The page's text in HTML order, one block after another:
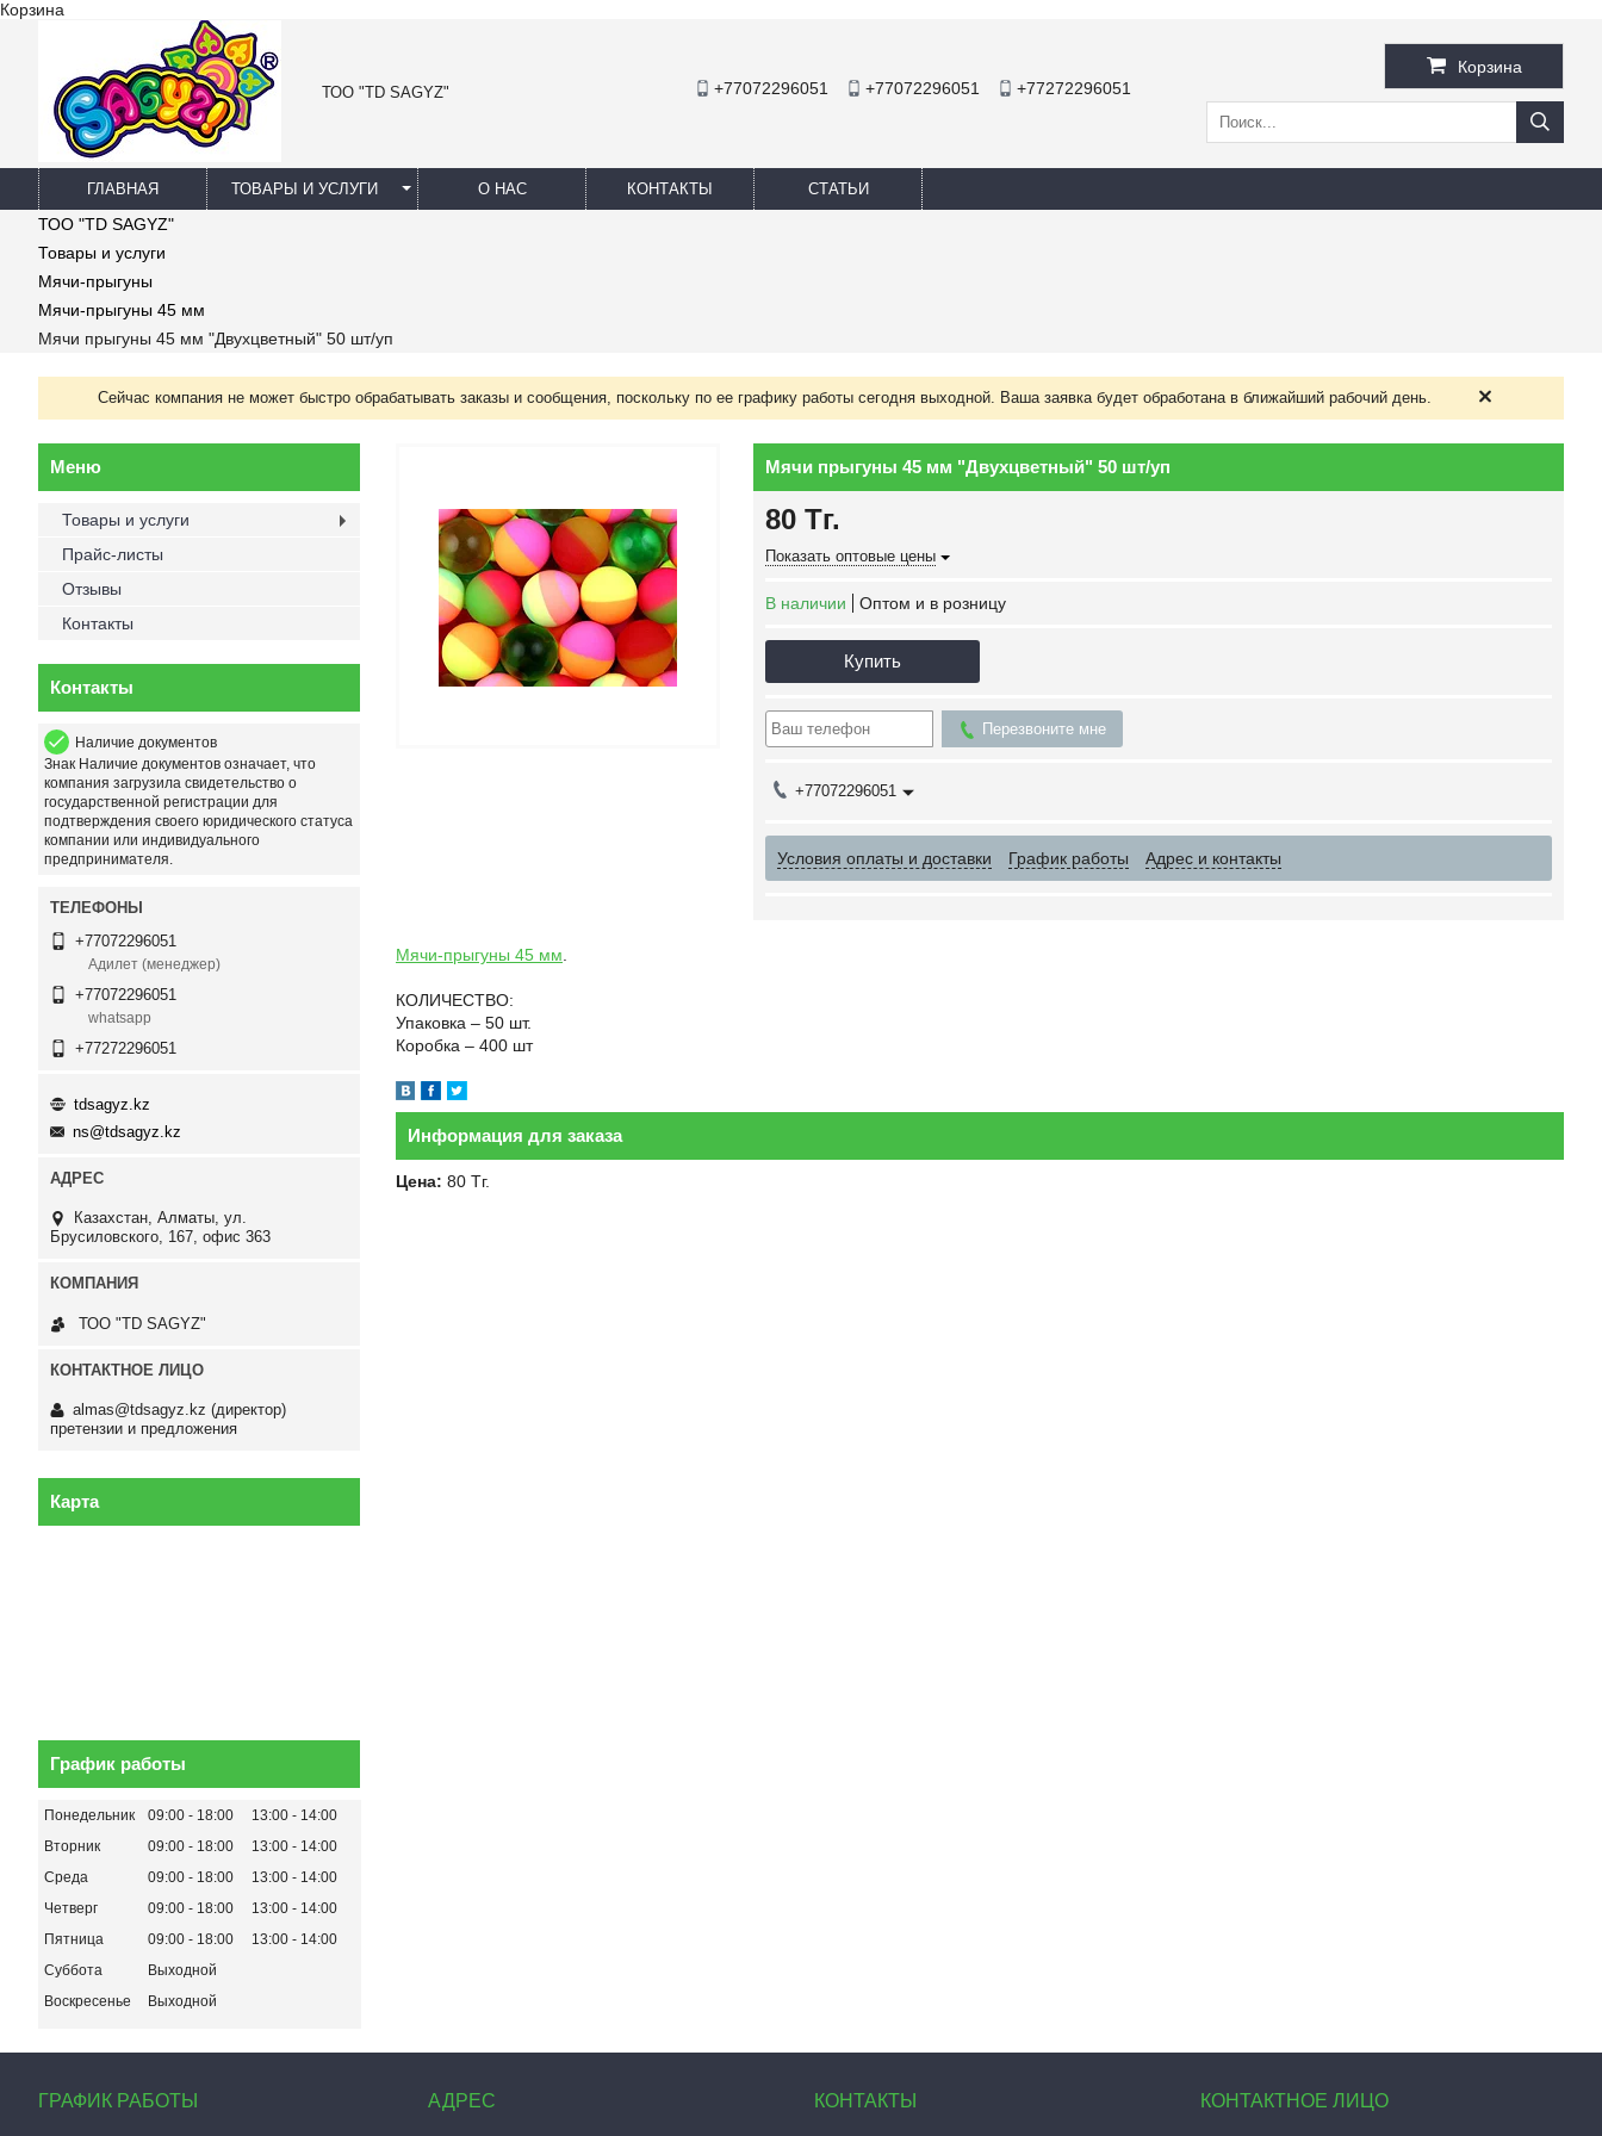
Корзина
ТОО "TD SAGYZ" +77072296051 +77072296051 +77272296051
Корзина
ГЛАВНАЯ ТОВАРЫ И УСЛУГИ О НАС КОНТАКТЫ СТАТЬИ
ТОО "TD SAGYZ"
Товары и услуги
Мячи-прыгуны
Мячи-прыгуны 45 мм
Мячи прыгуны 45 мм "Двухцветный" 50 шт/уп
Сейчас компания не может быстро обрабатывать заказы и сообщения, поскольку по ее графику работы сегодня выходной. Ваша заявка будет обработана в ближайший рабочий день.
Мячи прыгуны 45 мм "Двухцветный" 50 шт/уп
80 Тг.
Показать оптовые цены
В наличии Оптом и в розницу
Купить
Перезвоните мне
+77072296051
Условия оплаты и доставки График работы Адрес и контакты
Мячи-прыгуны 45 мм
КОЛИЧЕСТВО:
Упаковка – 50 шт.
Коробка – 400 шт
Информация для заказа
Цена: 80 Тг.
Товары и услуги
Прайс-листы
Отзывы
Контакты
Контакты
Наличие документов
Знак Наличие документов означает, что
компания загрузила свидетельство о
государственной регистрации для
подтверждения своего юридического статуса
компании или индивидуального
предпринимателя.
+77072296051
Адилет (менеджер)
+77072296051
whatsapp
+77272296051
tdsagyz.kz
ns@tdsagyz.kz
Казахстан Алматы ул.
Брусиловского, 167, офис 363
ТОО "TD SAGYZ"
almas@tdsagyz.kz (директор)
претензии и предложения
Карта
График работы
Понедельник 09:00 18:00 13:00
14:00
Вторник
09:00 18:00 13:00
14:00
Среда
09:00 18:00 13:00
14:00
Четверг
09:00 18:00 13:00
14:00
Пятница
09:00 18:00 13:00
14:00
Суббота
Выходной
Воскресенье
Выходной
ГРАФИК РАБОТЫ